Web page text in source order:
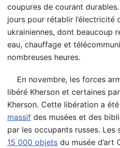
coupures de courant
jours pour rétablir l’électricité
ukrainiennes, dont beaucoup
eau, chauffage et
nombreuses heures.
En novembre, les forces
libéré Kherson et certaines
Kherson. Cette libération a été
massif des musées et des
par les occupants russes. Les
15 000 objets du musée d’art